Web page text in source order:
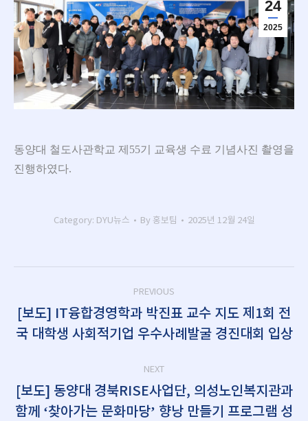
24
2025
동양대 철도사관학교 제55기 교육생 수료 기념사진 촬영을
진행하였다.
Category: DYU뉴스 By 홍보팀 2025년 12월 24일
navigation
PREVIOUS
post:
[보도] IT융합경영학과 박진표 교수 지도 제1회 전
국 대학생 사회적기업 우수사례발굴 경진대회 입상
NEXT
Next
[보도] 동양대 경북RISE사업단, 의성노인복지관과
함께 ‘찾아가는 문화마당’ 향낭 만들기 프로그램 성